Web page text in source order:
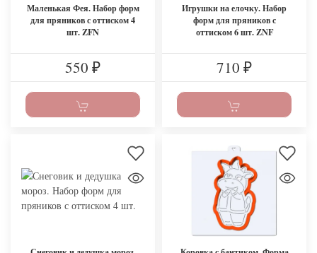
Маленькая Фея. Набор форм
для пряников с оттиском 4
шт. ZFN
550 ₽
Игрушки на елочку. Набор
форм для пряников с
оттиском 6 шт. ZNF
710 ₽